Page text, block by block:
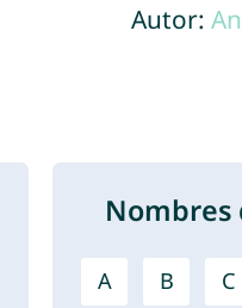
Autor:
Nombres
A B C